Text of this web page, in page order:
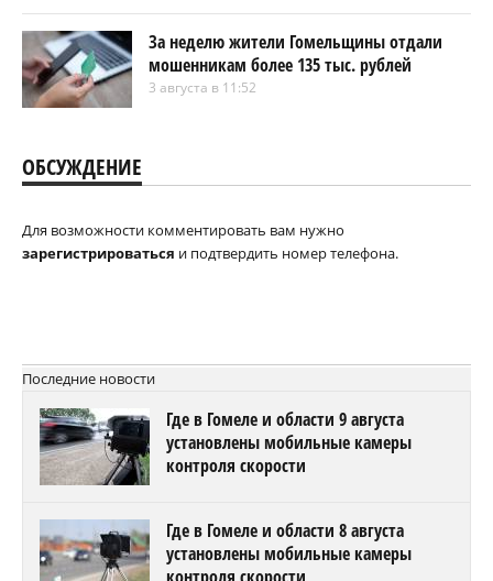
За неделю жители Гомельщины отдали
мошенникам более 135 тыс. рублей
3 августа в 11:52
ОБСУЖДЕНИЕ
Для возможности комментировать вам нужно
зарегистрироваться и подтвердить номер телефона.
Последние новости
Где в Гомеле и области 9 августа
установлены мобильные камеры
контроля скорости
Где в Гомеле и области 8 августа
установлены мобильные камеры